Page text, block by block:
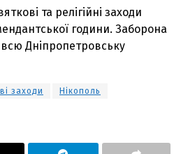
та релігійні заходи
години. Заборона
Дніпропетровську
заходи
Нікополь